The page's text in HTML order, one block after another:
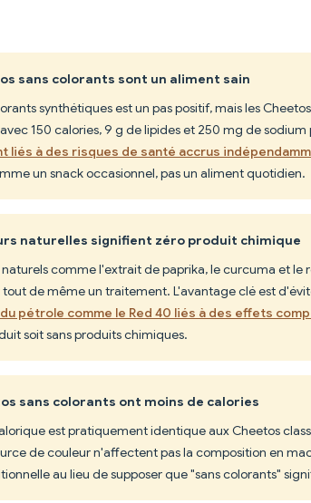
sans colorants sont un aliment sain
synthétiques est un pas positif, mais les
150 calories, 9 g de lipides et 250 mg de sodium
à des risques de santé accrus
un snack occasionnel, pas un aliment quotidien.
naturelles signifient zéro produit chimique
naturels comme l'extrait de paprika, le curcuma et le
tout de même un traitement. L'avantage clé est
pétrole comme le Red 40 liés à des effets
soit sans produits chimiques.
sans colorants ont moins de calories
est pratiquement identique aux Cheetos
de couleur n'affectent pas la composition en
au lieu de supposer que "sans colorants"